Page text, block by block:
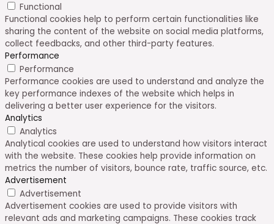
Functional
Functional cookies help to perform certain functionalities like
sharing the content of the website on social media platforms,
collect feedbacks, and other third-party features.
Performance
Performance
Performance cookies are used to understand and analyze the
key performance indexes of the website which helps in
delivering a better user experience for the visitors.
Analytics
Analytics
Analytical cookies are used to understand how visitors interact
with the website. These cookies help provide information on
metrics the number of visitors, bounce rate, traffic source, etc.
Advertisement
Advertisement
Advertisement cookies are used to provide visitors with
relevant ads and marketing campaigns. These cookies track